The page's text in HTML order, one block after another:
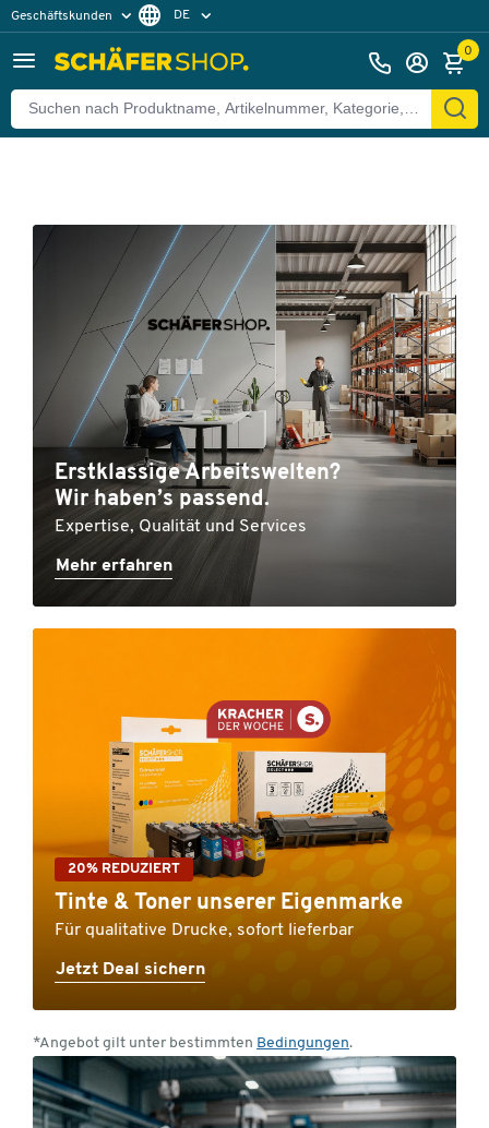
Geschäftskunden DE
0
Erstklassige Arbeitswelten?
Wir haben’s passend.
Expertise, Qualität und Services
Mehr erfahren
20% REDUZIERT
Tinte & Toner unserer Eigenmarke
Für qualitative Drucke, sofort lieferbar
Jetzt Deal sichern
*Angebot gilt unter bestimmten Bedingungen.